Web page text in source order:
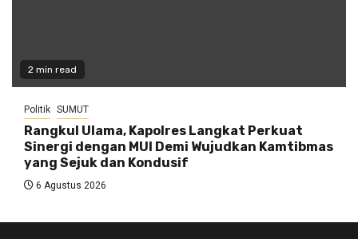
2 min read
Politik SUMUT
Rangkul Ulama, Kapolres Langkat Perkuat
Sinergi dengan MUI Demi Wujudkan Kamtibmas
yang Sejuk dan Kondusif
6 Agustus 2026